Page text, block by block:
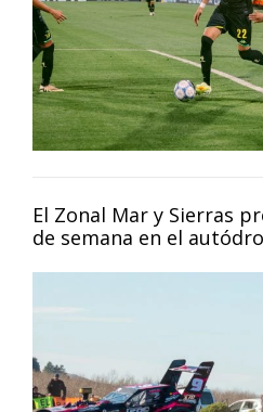
El Zonal Mar y Sierras
de semana en el